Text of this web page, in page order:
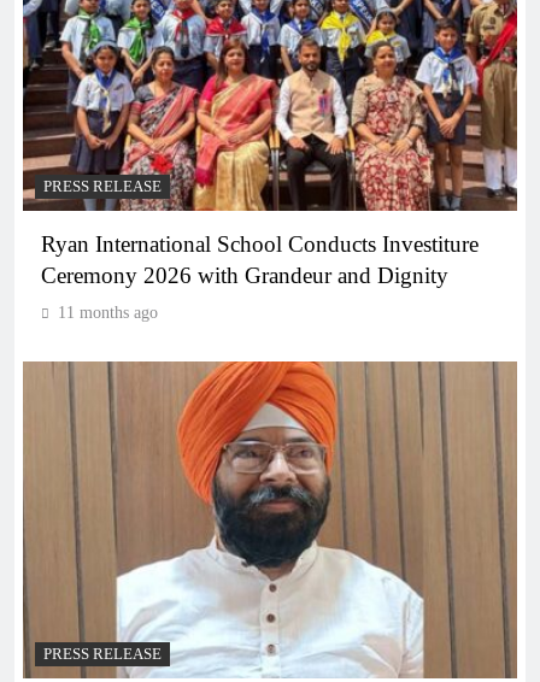
PRESS RELEASE
Ryan International School Conducts Investiture
Ceremony 2026 with Grandeur and Dignity
11 months ago
PRESS RELEASE